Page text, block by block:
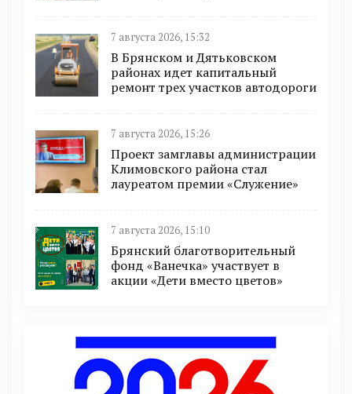
7 августа 2026, 15:32
В Брянском и Дятьковском
районах идет капитальный
ремонт трех участков автодороги
7 августа 2026, 15:26
Проект замглавы администрации
Климовского района стал
лауреатом премии «Служение»
7 августа 2026, 15:10
Брянский благотворительный
фонд «Ванечка» участвует в
акции «Дети вместо цветов»